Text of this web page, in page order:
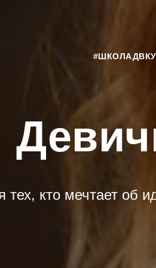
тех, кто мечтает об